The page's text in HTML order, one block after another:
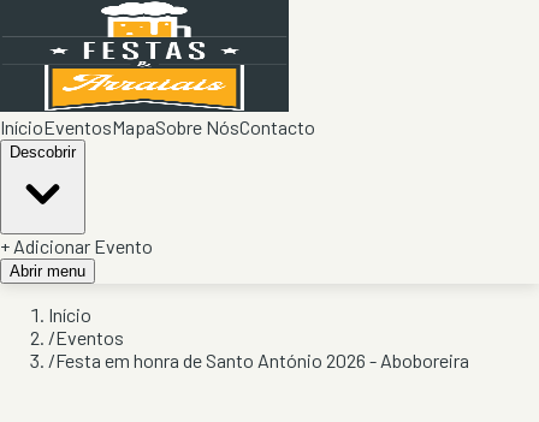
InícioEventosMapaSobre NósContacto
Descobrir
+ Adicionar Evento
Abrir menu
Início
/Eventos
/Festa em honra de Santo António 2026 - Aboboreira